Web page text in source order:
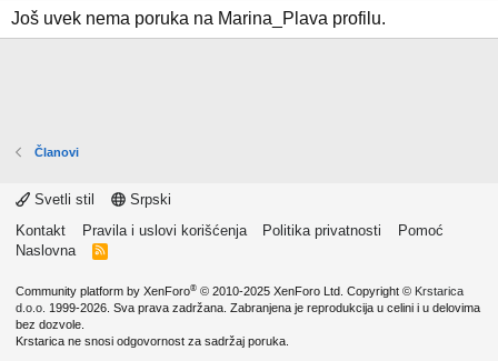
Još uvek nema poruka na Marina_Plava profilu.
Članovi
Svetli stil
Srpski
Kontakt
Pravila i uslovi korišćenja Politika privatnosti
Pomoć
Naslovna
R
Community platform by XenForo® © 2010-2025 XenForo Ltd. Copyright © Krstarica
d.o.o. 1999-2026. Sva prava zadržana. Zabranjena je reprodukcija u celini i u delovima
bez dozvole.
Krstarica ne snosi odgovornost za sadržaj poruka.